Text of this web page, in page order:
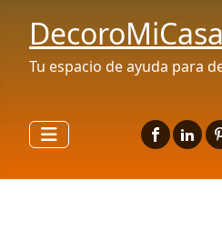
Tu espacio de ayuda para